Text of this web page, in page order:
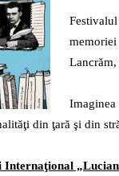
Imaginea
din ţară şi din